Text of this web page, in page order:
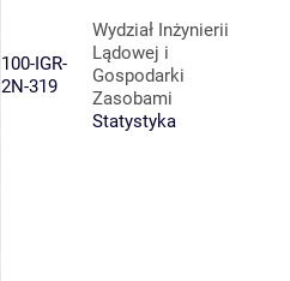
100-IGR-
2N-319
Wydział Inżynierii
Lądowej i
Gospodarki
Zasobami
Statystyka